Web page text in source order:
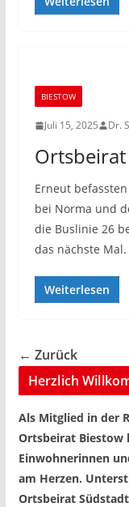
BIESTOW
Juli 15, 2025 Dr.
Erneut
bei Norma und
die Buslinie 26
das nächste Mal.
Weiterlesen
← Zurück
Herzlich
Als Mitglied in der
Ortsbeirat Biestow
Einwohnerinnen
am Herzen.
Ortsbeirat